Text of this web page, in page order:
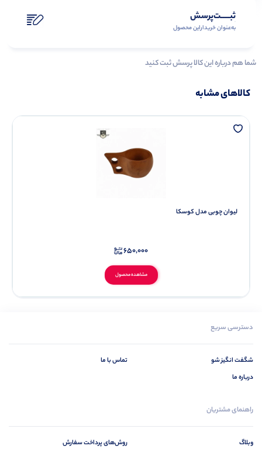
ثبـــــت‌پرسش
به‌عنوان ‌خریدار‌این‌ محصول
شما هم درباره این کالا پرسش ثبت کنید
کالاهای مشابه
لیوان چوبی مدل کوسکا
مشاهده محصول
650,000
دسترسی سریع
شگفت انگیز شو
درباره ما
تماس با ما
راهنمای مشتریان
وبلاگ
روش‌های پرداخت سفارش